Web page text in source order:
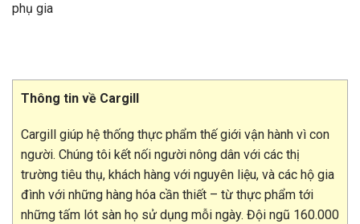
phụ gia
Thông tin về Cargill
Cargill giúp hệ thống thực phẩm thế giới vận hành vì con
người. Chúng tôi kết nối người nông dân với các thị
trường tiêu thụ, khách hàng với nguyên liệu, và các hộ gia
đình với những hàng hóa cần thiết – từ thực phẩm tới
những tấm lót sàn họ sử dụng mỗi ngày. Đội ngũ 160.000